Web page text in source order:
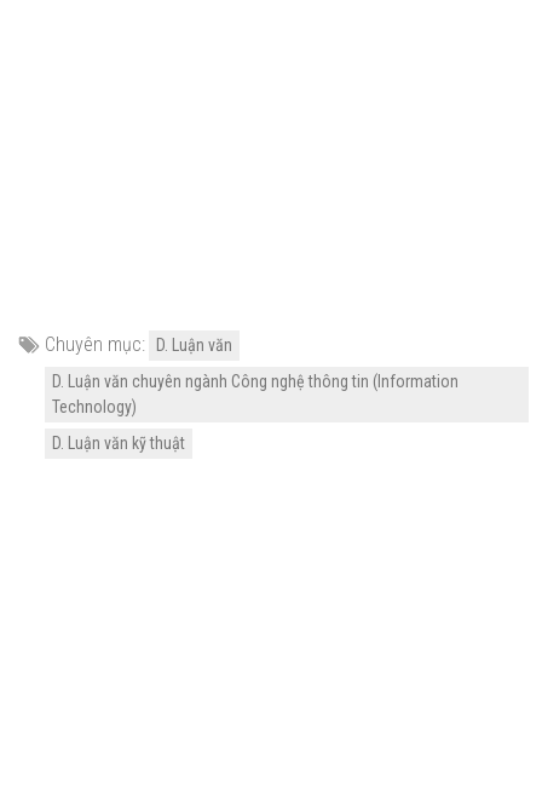
Chuyên mục:
D. Luận văn
D. Luận văn chuyên ngành Công nghệ thông tin (Information
Technology)
D. Luận văn kỹ thuật